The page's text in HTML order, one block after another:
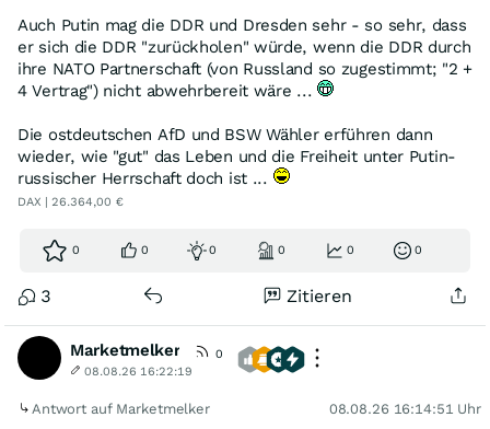
Auch Putin mag die DDR und Dresden sehr - so sehr, dass
er sich die DDR "zurückholen" würde, wenn die DDR durch
ihre NATO Partnerschaft (von Russland so zugestimmt; "2 +
4 Vertrag") nicht abwehrbereit wäre ...
Die ostdeutschen AfD und BSW Wähler erführen dann
wieder, wie "gut" das Leben und die Freiheit unter Putin-
russischer Herrschaft doch ist ...
DAX | 26.364,00 €
0 0 0 0 0 0
3 Zitieren
Marketmelker
0
08.08.26 16:22:19
Antwort auf Marketmelker 08.08.26 16:14:51 Uhr